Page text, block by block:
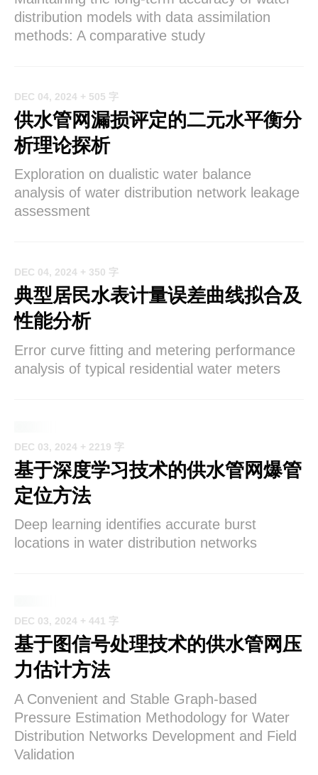
distribution models with data assimilation
methods: A comparative study
DEC 04, 2024 + 505 字
供水管网漏损评定的二元水平衡分
析理论探析
Exploration on dualistic water balance
analysis of water distribution network leakage
assessment
DEC 04, 2024 + 350 字
典型居民水表计量误差曲线拟合及
性能分析
Error curve fitting and metering performance
analysis of typical residential water meters
DEC 03, 2024 + 2219 字
基于深度学习技术的供水管网爆管
定位方法
Deep learning identifies accurate burst
locations in water distribution networks
DEC 03, 2024 + 441 字
基于图信号处理技术的供水管网压
力估计方法
A Convenient and Stable Graph-based
Pressure Estimation Methodology for Water
Distribution Networks Development and Field
Validation